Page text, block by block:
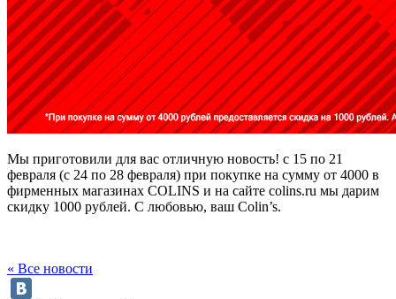
Мы приготовили для вас отличную новость! с 15 по 21
февраля (с 24 по 28 февраля) при покупке на сумму от 4000 в
фирменных магазинах COLINS и на сайте colins.ru мы дарим
скидку 1000 рублей. С любовью, ваш Colin’s.
« Все новости